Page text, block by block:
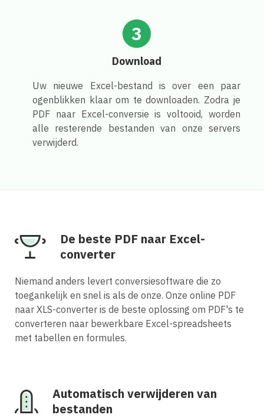
3
Download
Uw nieuwe Excel-bestand is over een paar
ogenblikken klaar om te downloaden. Zodra je
PDF naar Excel-conversie is voltooid, worden
alle resterende bestanden van onze servers
verwijderd.
De beste PDF naar Excel-
converter
Niemand anders levert conversiesoftware die zo
toegankelijk en snel is als de onze. Onze online PDF
naar XLS-converter is de beste oplossing om PDF's te
converteren naar bewerkbare Excel-spreadsheets
met tabellen en formules.
Automatisch verwijderen van
bestanden